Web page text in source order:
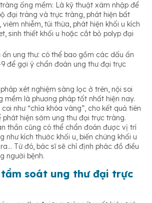
ống mềm: Là kỹ thuật xâm nhập để
đại tràng và trực tràng, phát hiện bất
viêm nhiễm, túi thừa, phát hiện khối u kích
sinh thiết khối u hoặc cắt bỏ polyp đại
ấn ung thư: có thể bao gồm các dấu ấn
9 để gợi ý chẩn đoán ung thư đại trực
xét nghiệm sàng lọc ở trên, nội soi
mềm là phương pháp tốt nhất hiện nay.
như “chìa khóa vàng”, cho kết quả tiên
phát hiện sớm ung thư đại trực tràng.
thần cũng có thể chẩn đoán được vị trí
như kích thước khối u, biến chứng khối u
Từ đó, bác sĩ sẽ chỉ định phác đồ điều
người bệnh.
tầm soát ung thư đại trực